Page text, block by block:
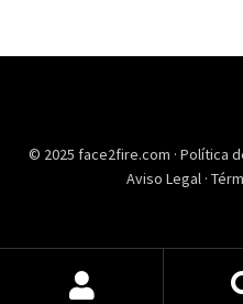
© 2025 face2fire.com · Política
Aviso Legal ·